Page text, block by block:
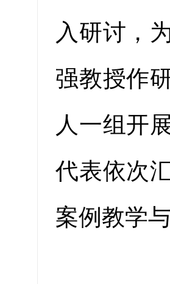
入研讨，
强教授作
人一组开
代表依次
案例教学